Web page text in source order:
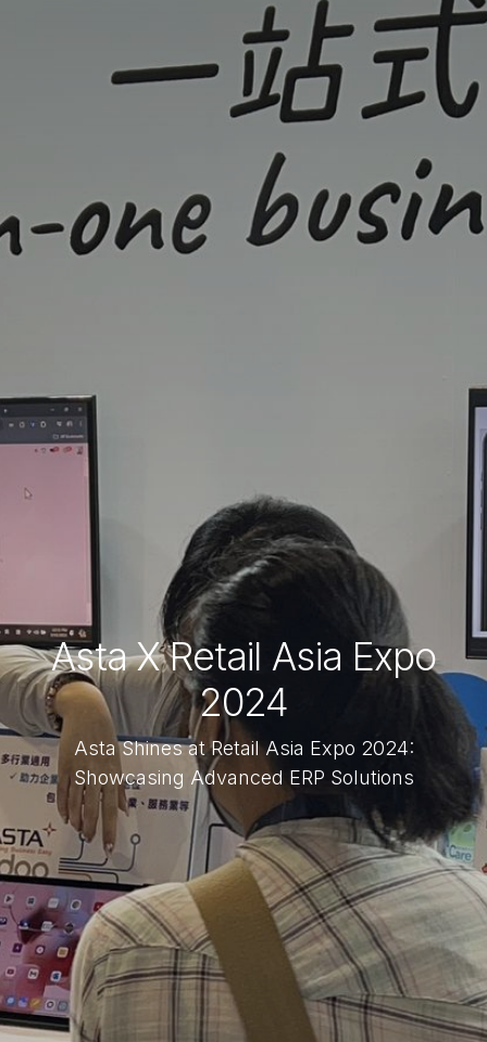
Asta X Retail Asia Expo
2024
Asta Shines at Retail Asia Expo 2024:
Showcasing Advanced ERP Solutions